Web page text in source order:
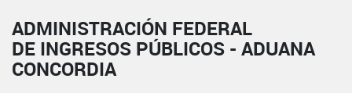
ADMINISTRACIÓN FEDERAL
DE INGRESOS PÚBLICOS - ADUANA
CONCORDIA